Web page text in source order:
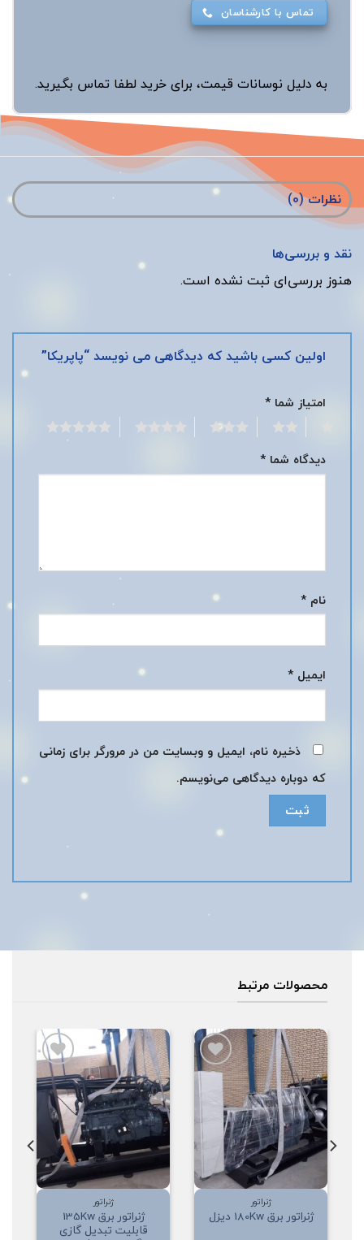
تماس با کارشناسان
به دلیل نوسانات قیمت، برای خرید لطفا تماس بگیرید.
نظرات (0)
نقد و بررسی‌ها
هنوز بررسی‌ای ثبت نشده است.
اولین کسی باشید که دیدگاهی می نویسد “پاپریکا”
امتیاز شما *
دیدگاه شما *
نام *
ایمیل *
ذخیره نام، ایمیل و وبسایت من در مرورگر برای زمانی
که دوباره دیدگاهی می‌نویسم.
محصولات مرتبط
افزودن
علاقه
مندی
ژنراتور
ژنراتور برق 180Kw دیزل
افزودن
به
علاقه
مندی
ها
ژنراتور
ژنراتور برق 135Kw
قابلیت تبدیل گازی